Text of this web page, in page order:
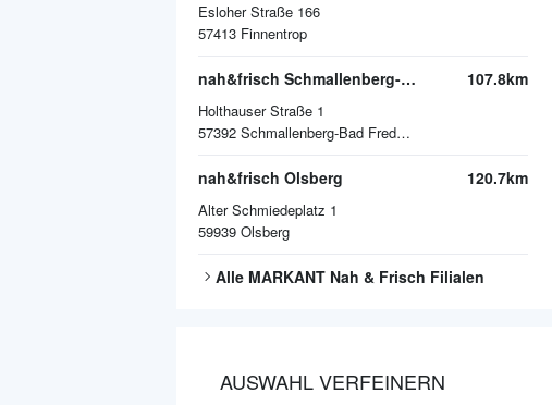
Esloher Straße 166
57413 Finnentrop
nah&frisch Schmallenberg-Bad Fredeburg
Holthauser Straße 1
57392 Schmallenberg-Bad Fredeburg
107.8km
nah&frisch Olsberg
Alter Schmiedeplatz 1
59939 Olsberg
120.7km
Alle MARKANT Nah & Frisch Filialen
AUSWAHL VERFEINERN